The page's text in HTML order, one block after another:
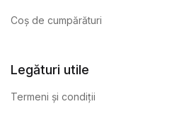
Coș de cumpărături
Legături utile
Termeni și condiții